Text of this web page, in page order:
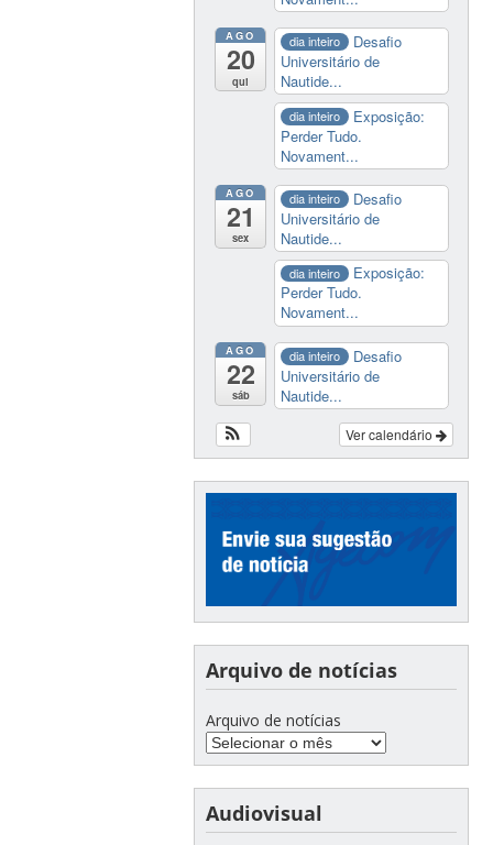
AGO
20
qui
dia inteiro
Desafio
Universitário de
Nautide...
dia inteiro
Exposição:
Perder Tudo.
Novament...
AGO
21
sex
dia inteiro
Desafio
Universitário de
Nautide...
dia inteiro
Exposição:
Perder Tudo.
Novament...
AGO
22
sáb
dia inteiro
Desafio
Universitário de
Nautide...
Ver calendário
Arquivo de notícias
Arquivo de notícias
Audiovisual